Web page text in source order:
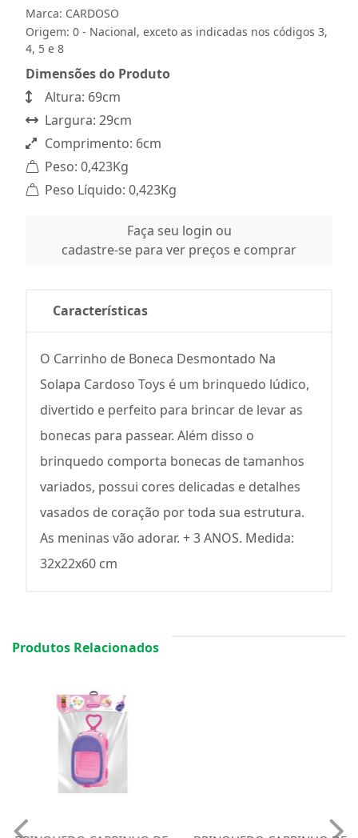
Marca: CARDOSO
Origem: 0 - Nacional, exceto as indicadas nos códigos 3,
4, 5 e 8
Dimensões do Produto
Altura: 69cm
Largura: 29cm
Comprimento: 6cm
Peso: 0,423Kg
Peso Líquido: 0,423Kg
Faça seu login ou
cadastre-se para ver preços e comprar
Características
O Carrinho de Boneca Desmontado Na
Solapa Cardoso Toys é um brinquedo lúdico,
divertido e perfeito para brincar de levar as
bonecas para passear. Além disso o
brinquedo comporta bonecas de tamanhos
variados, possui cores delicadas e detalhes
vasados de coração por toda sua estrutura.
As meninas vão adorar. + 3 ANOS. Medida:
32x22x60 cm
Produtos Relacionados